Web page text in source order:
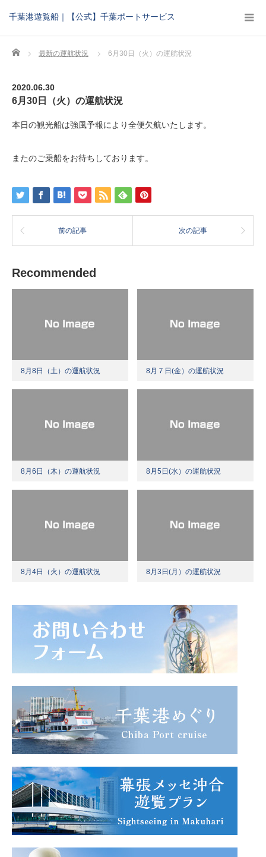
千葉港遊覧船｜【公式】千葉ポートサービス
Home 最新の運航状況 6月30日（火）の運航状況
2020.06.30
6月30日（火）の運航状況
本日の観光船は強風予報により全便欠航いたします。
またのご乗船をお待ちしております。
前の記事 次の記事
Recommended
8月8日（土）の運航状況 8月７日(金）の運航状況
8月6日（木）の運航状況 8月5日(水）の運航状況
8月4日（火）の運航状況 8月3日(月）の運航状況